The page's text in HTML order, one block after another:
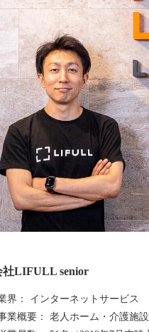
社LIFULL senior
界： インターネットサービス
業概要： 老人ホーム・介護施